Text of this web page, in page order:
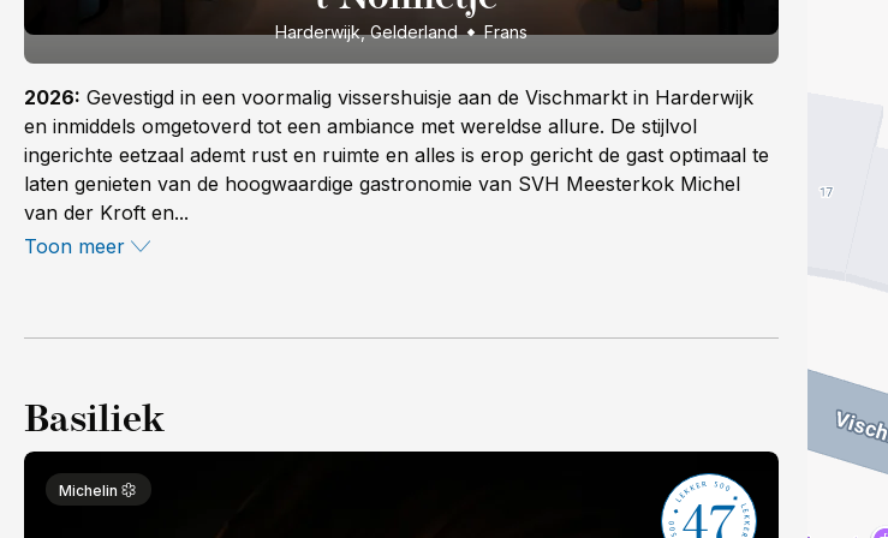
Harderwijk, Gelderland Frans
2026: Gevestigd in een voormalig vissershuisje aan de Vischmarkt in Harderwijk
en inmiddels omgetoverd tot een ambiance met wereldse allure. De stijlvol
ingerichte eetzaal ademt rust en ruimte en alles is erop gericht de gast optimaal te
laten genieten van de hoogwaardige gastronomie van SVH Meesterkok Michel
van der Kroft en...
Toon meer
Basiliek
47
Michelin